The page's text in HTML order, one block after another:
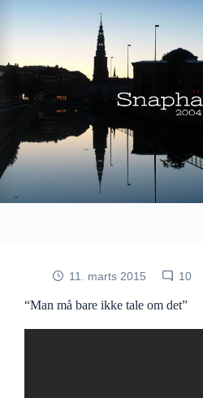
11. marts 2015 10
“Man må bare ikke tale om det”